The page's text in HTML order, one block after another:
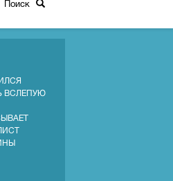
Поиск
ВСЛЕПУЮ